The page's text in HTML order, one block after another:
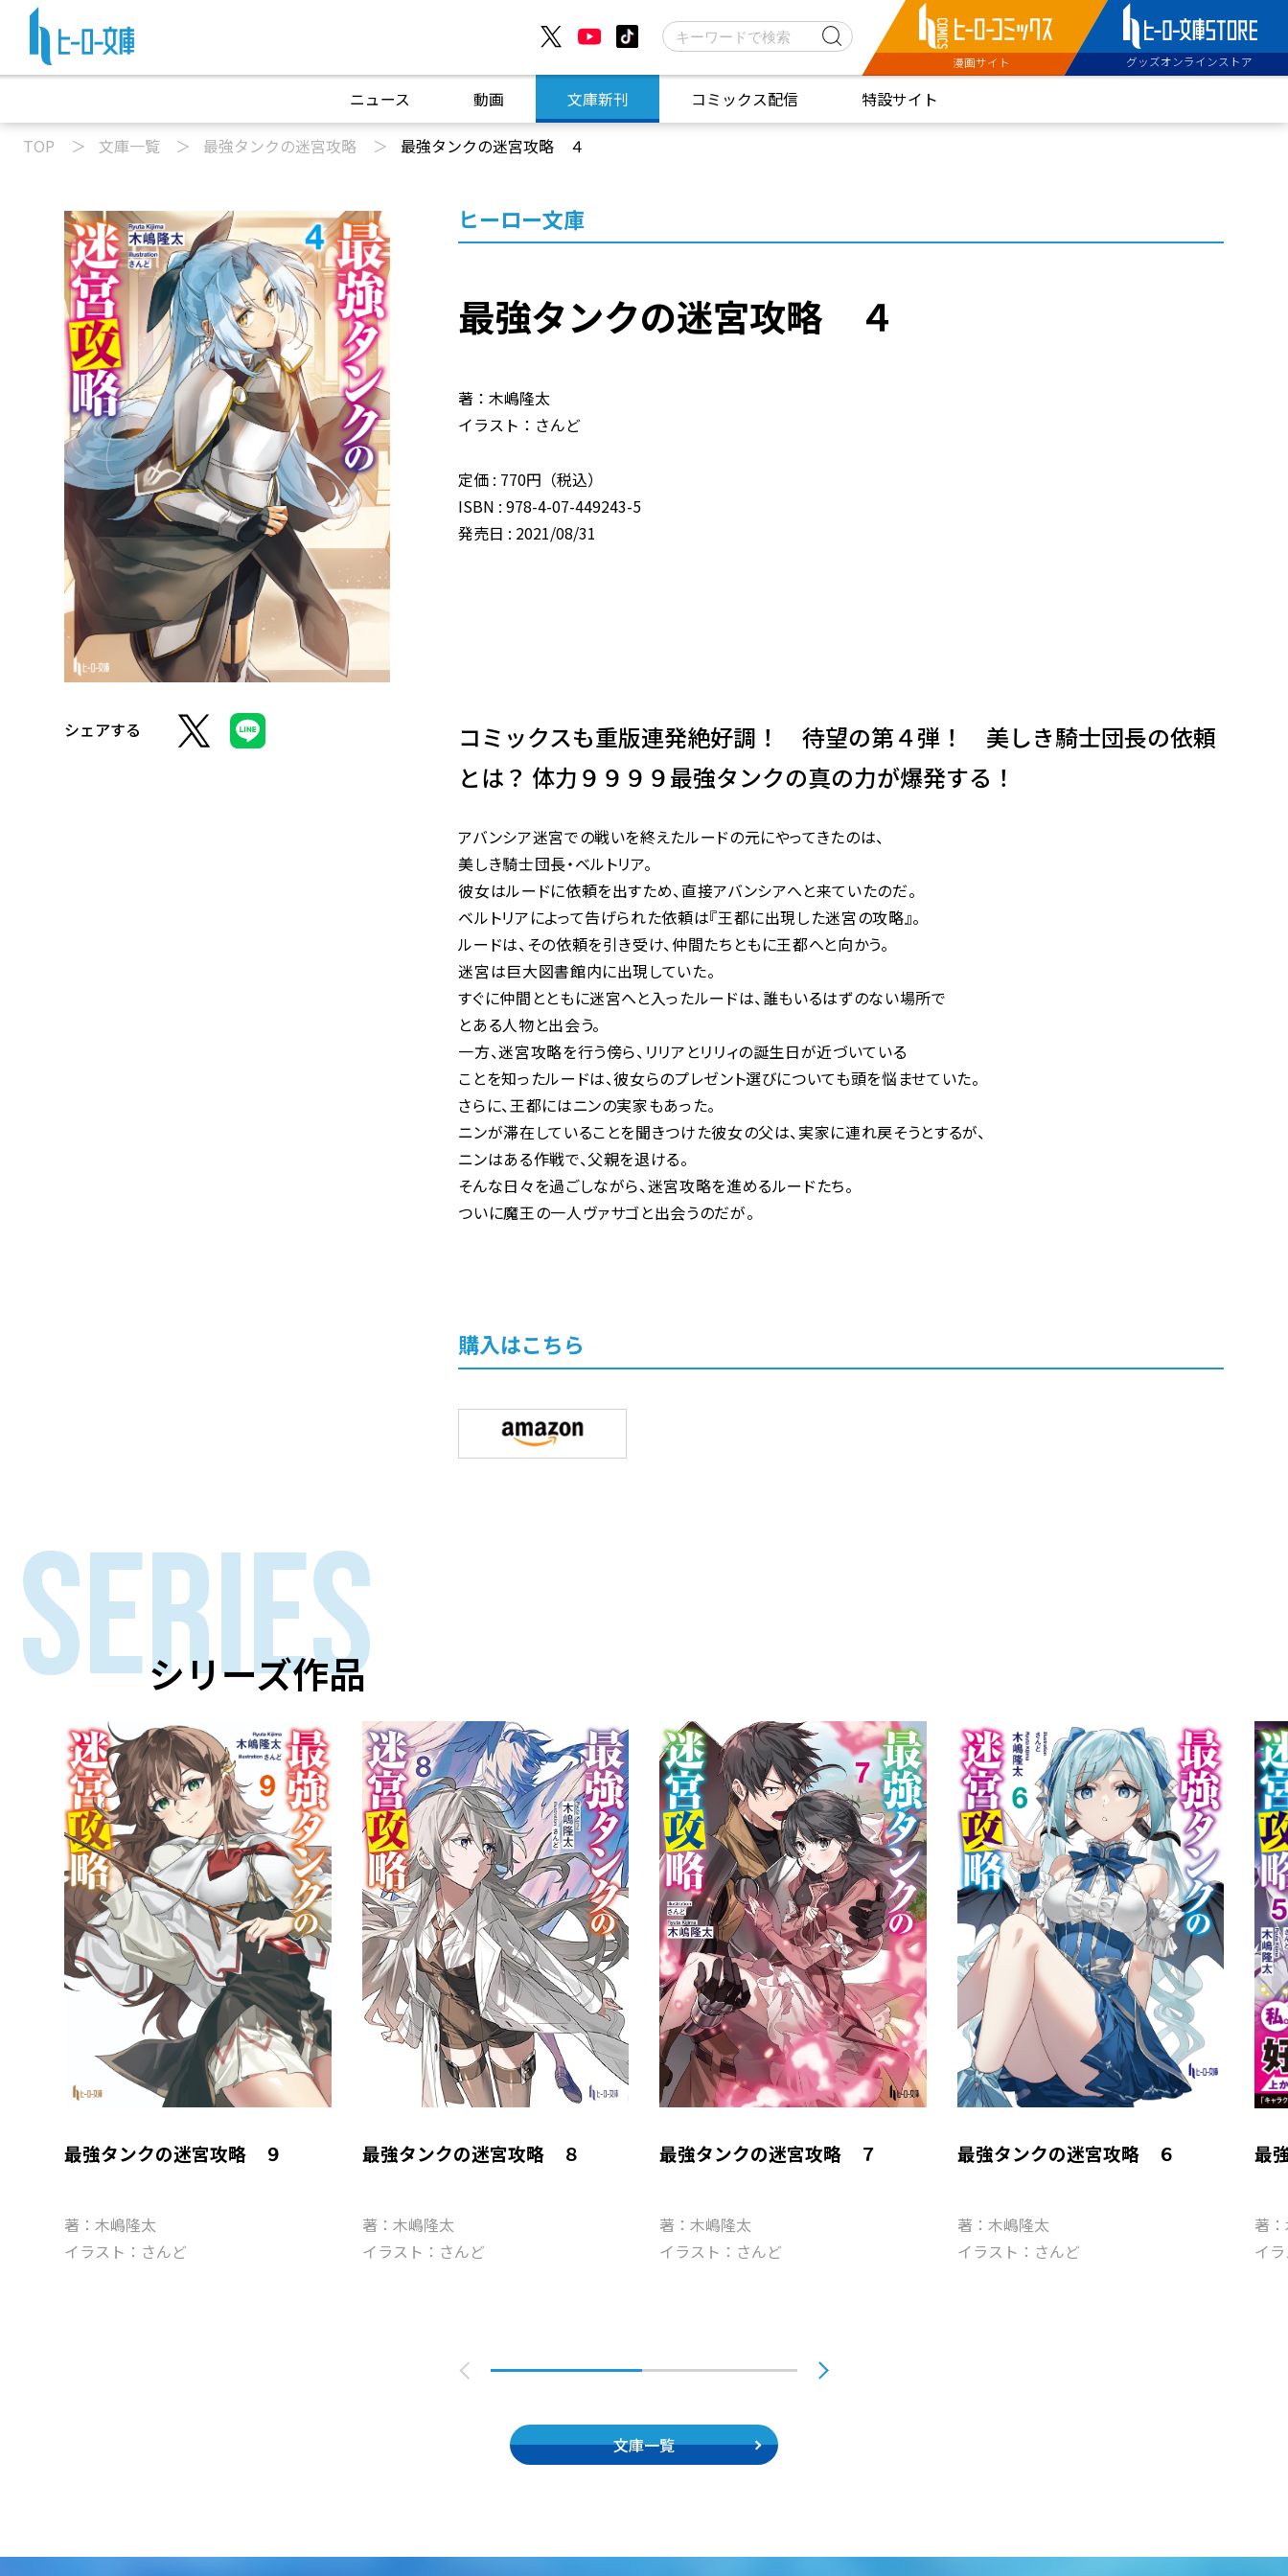
ニュース 動画 文庫新刊 コミックス配信 特設サイト
漫画サイト グッズオンラインストア
TOP 文庫一覧 最強タンクの迷宮攻略 最強タンクの迷宮攻略 ４
シェアする
ヒーロー文庫
最強タンクの迷宮攻略 ４
著：木嶋隆太
イラスト：さんど
定価 : 770円（税込）
ISBN : 978-4-07-449243-5
発売日 : 2021/08/31
コミックスも重版連発絶好調！ 待望の第４弾！ 美しき騎士団長の依頼
とは？ 体力９９９９最強タンクの真の力が爆発する！
アバンシア迷宮での戦いを終えたルードの元にやってきたのは、
美しき騎士団長・ベルトリア。
彼女はルードに依頼を出すため、直接アバンシアへと来ていたのだ。
ベルトリアによって告げられた依頼は『王都に出現した迷宮の攻略』。
ルードは、その依頼を引き受け、仲間たちともに王都へと向かう。
迷宮は巨大図書館内に出現していた。
すぐに仲間とともに迷宮へと入ったルードは、誰もいるはずのない場所で
とある人物と出会う。
一方、迷宮攻略を行う傍ら、リリアとリリィの誕生日が近づいている
ことを知ったルードは、彼女らのプレゼント選びについても頭を悩ませていた。
さらに、王都にはニンの実家もあった。
ニンが滞在していることを聞きつけた彼女の父は、実家に連れ戻そうとするが、
ニンはある作戦で、父親を退ける。
そんな日々を過ごしながら、迷宮攻略を進めるルードたち。
ついに魔王の一人ヴァサゴと出会うのだが――。
購入はこちら
SERIES
シリーズ作品
最強タンクの迷宮攻略 ９
著：木嶋隆太
イラスト：さんど
最強タンクの迷宮攻略 ８
著：木嶋隆太
イラスト：さんど
最強タンクの迷宮攻略 ７
著：木嶋隆太
イラスト：さんど
最強タンクの迷宮攻略 ６
著：木嶋隆太
イラスト：さんど
最
著
イ
文庫一覧